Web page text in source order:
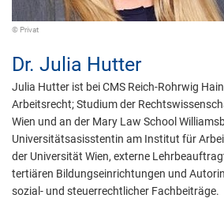
© Privat
Dr. Julia Hutter
Julia Hutter ist bei CMS Reich-Rohrwig
Arbeitsrecht; Studium der
Wien und an der Mary Law School
Universitätsasisstentin am Institut für
der Universität Wien, externe
tertiären Bildungseinrichtungen und
sozial- und steuerrechtlicher Fachbeiträge.